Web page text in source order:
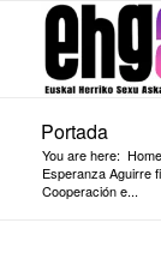
Portada
You are here: Home
Esperanza Aguirre
Cooperación e...